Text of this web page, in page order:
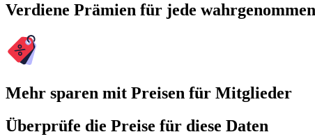
Verdiene Prämien für jede
Mehr sparen mit Preisen für Mitglieder
Überprüfe die Preise für diese Daten